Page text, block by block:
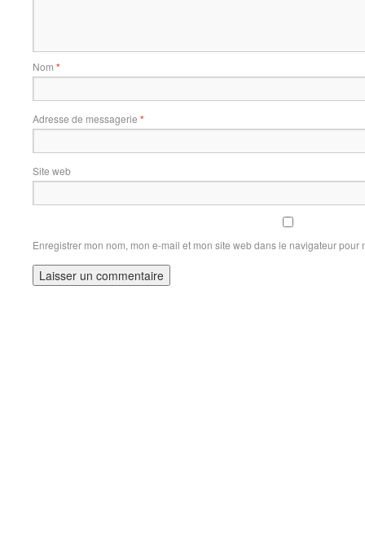
Nom *
Adresse de messagerie *
Site web
Enregistrer mon nom, mon e-mail et mon site web dans le navigateur pour